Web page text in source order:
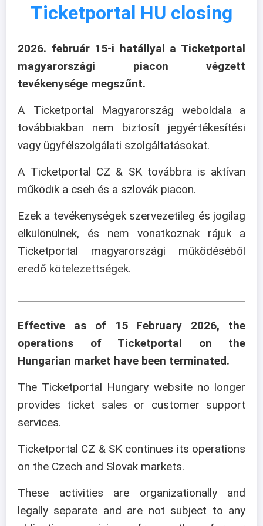
Ticketportal HU closing
2026. február 15-i hatállyal a Ticketportal
magyarországi piacon végzett
tevékenysége megszűnt.
A Ticketportal Magyarország weboldala a
továbbiakban nem biztosít jegyértékesítési
vagy ügyfélszolgálati szolgáltatásokat.
A Ticketportal CZ & SK továbbra is aktívan
működik a cseh és a szlovák piacon.
Ezek a tevékenységek szervezetileg és jogilag
elkülönülnek, és nem vonatkoznak rájuk a
Ticketportal magyarországi működéséből
eredő kötelezettségek.
Effective as of 15 February 2026, the
operations of Ticketportal on the
Hungarian market have been terminated.
The Ticketportal Hungary website no longer
provides ticket sales or customer support
services.
Ticketportal CZ & SK continues its operations
on the Czech and Slovak markets.
These activities are organizationally and
legally separate and are not subject to any